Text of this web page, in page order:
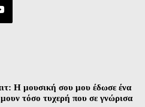
Η μουσική σου μου έδωσε ένα
τόσο τυχερή που σε γνώρισα